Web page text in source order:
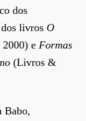
dos
livros O
e Formas
(Livros &
Babo,